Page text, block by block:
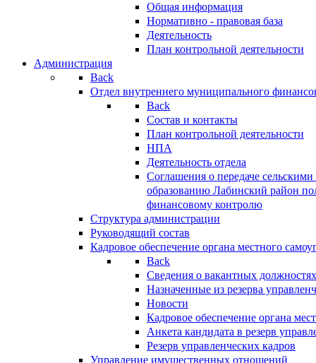
Общая информация
Нормативно - правовая база
Деятельность
План контрольной деятельности
Администрация
Back
Отдел внутреннего муниципального
Back
Состав и контакты
План контрольной деятельности
НПА
Деятельность отдела
Соглашения о передаче
образованию Лабинский район
финансовому контролю
Структура администрации
Руководящий состав
Кадровое обеспечение органа местного
Back
Сведения о вакантных
Назначенные из резерва
Новости
Кадровое обеспечение органа
Анкета кандидата в резерв
Резерв управленческих кадров
Управление имущественных отношений